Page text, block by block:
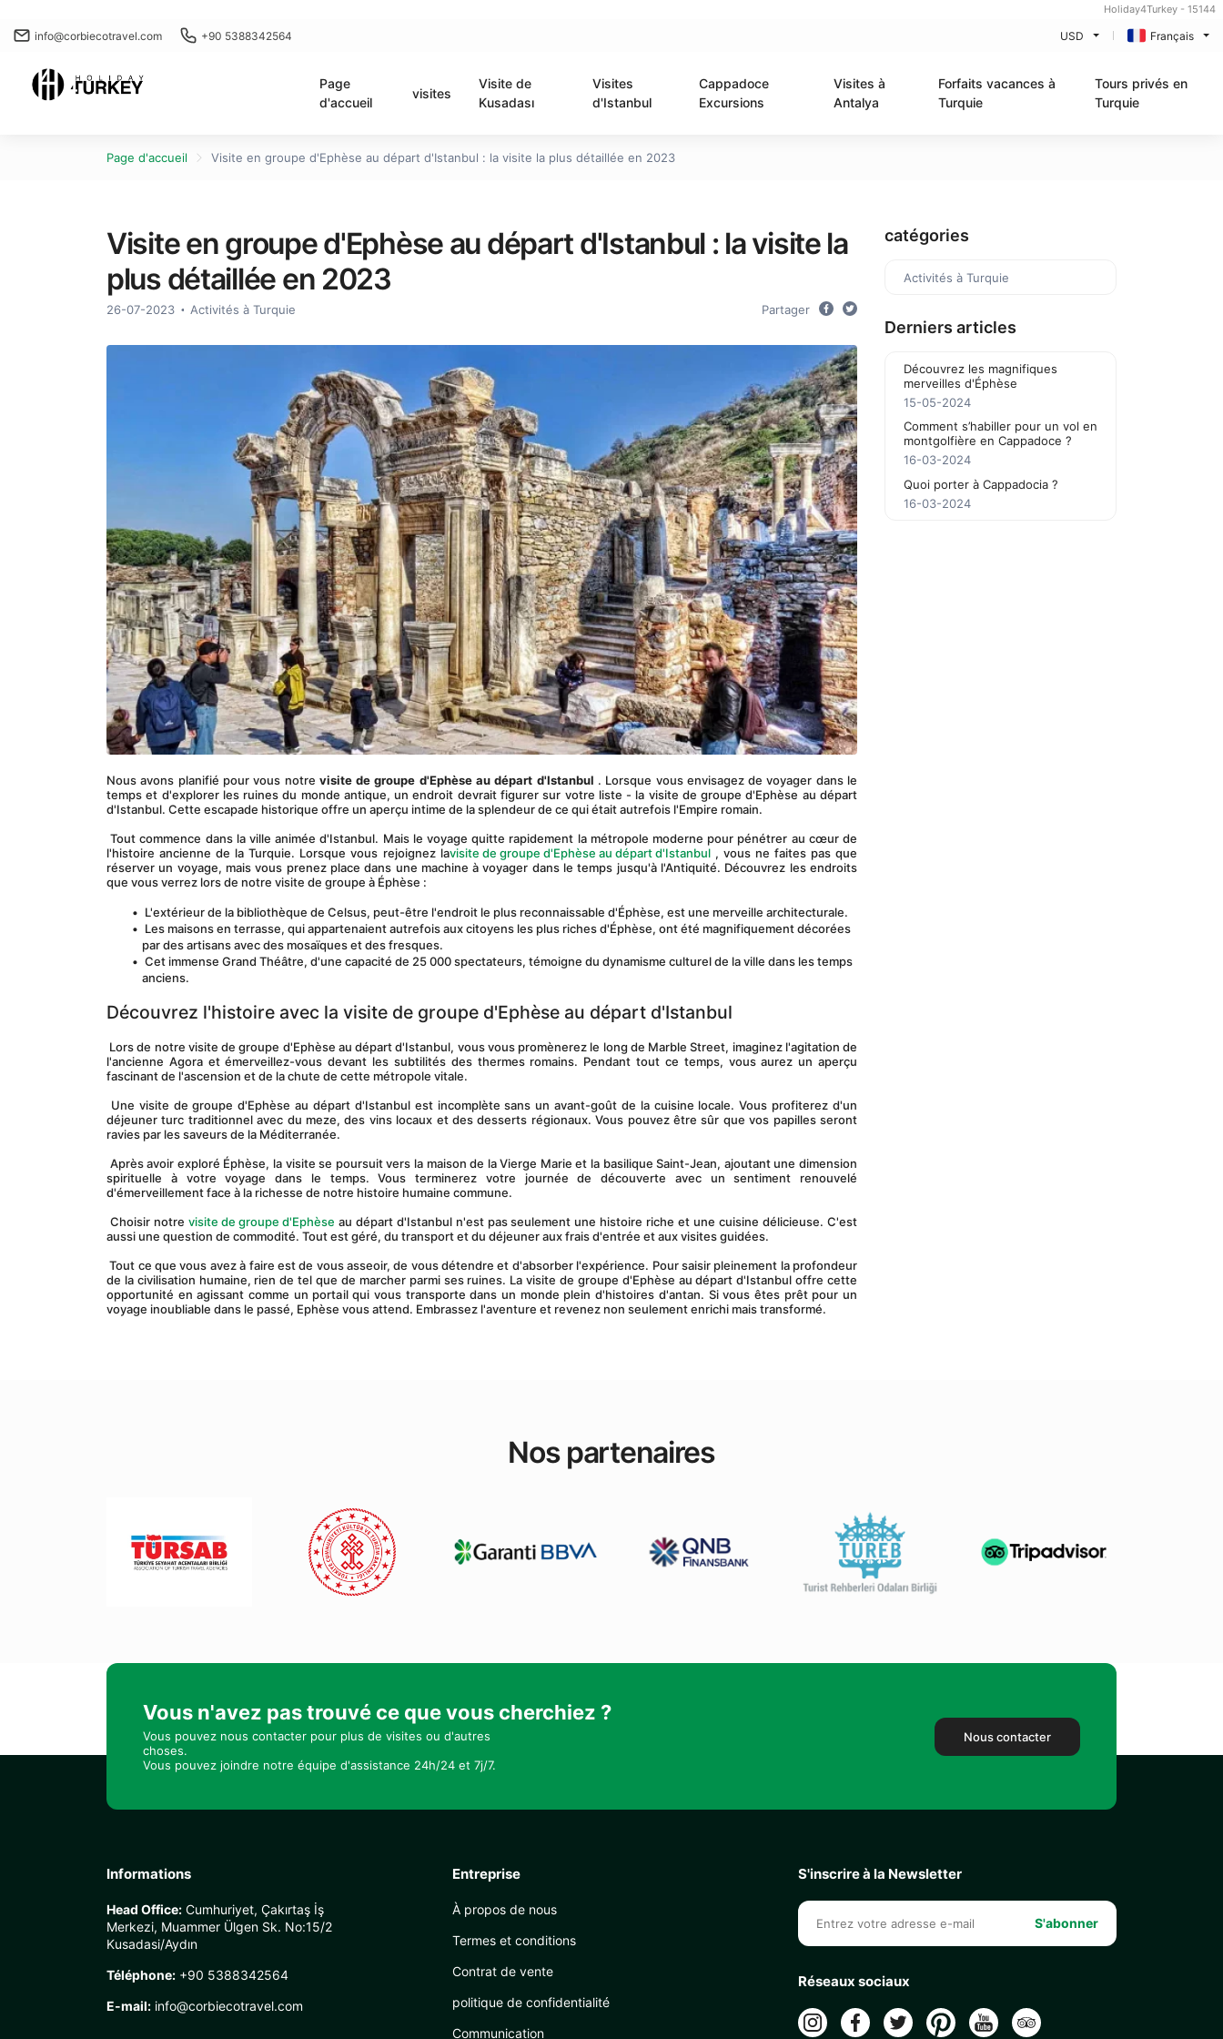
Holiday4Turkey - 15144
info@corbiecotravel.com +90 5388342564 USD Français
Page
d'accueil
visites
Visite de
Kusadası
Visites
d'Istanbul
Cappadoce
Excursions
Visites à
Antalya
Forfaits vacances à
Turquie
Tours privés en
Turquie
Page d'accueil Visite en groupe d'Ephèse au départ d'Istanbul : la visite la plus détaillée en 2023
Visite en groupe d'Ephèse au départ d'Istanbul : la visite la
plus détaillée en 2023
26-07-2023 Activités à Turquie Partager
Nous avons planifié pour vous notre visite de groupe d'Ephèse au départ d'Istanbul . Lorsque vous envisagez de voyager dans le
temps et d'explorer les ruines du monde antique, un endroit devrait figurer sur votre liste - la visite de groupe d'Ephèse au départ
d'Istanbul. Cette escapade historique offre un aperçu intime de la splendeur de ce qui était autrefois l'Empire romain.
Tout commence dans la ville animée d'Istanbul. Mais le voyage quitte rapidement la métropole moderne pour pénétrer au cœur de
l'histoire ancienne de la Turquie. Lorsque vous rejoignez lavisite de groupe d'Ephèse au départ d'Istanbul , vous ne faites pas que
réserver un voyage, mais vous prenez place dans une machine à voyager dans le temps jusqu'à l'Antiquité. Découvrez les endroits
que vous verrez lors de notre visite de groupe à Éphèse :
L'extérieur de la bibliothèque de Celsus, peut-être l'endroit le plus reconnaissable d'Éphèse, est une merveille architecturale.
Les maisons en terrasse, qui appartenaient autrefois aux citoyens les plus riches d'Éphèse, ont été magnifiquement décorées
par des artisans avec des mosaïques et des fresques.
Cet immense Grand Théâtre, d'une capacité de 25 000 spectateurs, témoigne du dynamisme culturel de la ville dans les temps
anciens.
Découvrez l'histoire avec la visite de groupe d'Ephèse au départ d'Istanbul
l'ancienne Agora et émerveillez-vous devant les subtilités des thermes romains. Pendant tout ce temps, vous aurez un aperçu
fascinant de l'ascension et de la chute de cette métropole vitale.
déjeuner turc traditionnel avec du meze, des vins locaux et des desserts régionaux. Vous pouvez être sûr que vos papilles seront
ravies par les saveurs de la Méditerranée.
spirituelle à votre voyage dans le temps. Vous terminerez votre journée de découverte avec un sentiment renouvelé
d'émerveillement face à la richesse de notre histoire humaine commune.
Choisir notre visite de groupe d'Ephèse au départ d'Istanbul n'est pas seulement une histoire riche et une cuisine délicieuse. C'est
aussi une question de commodité. Tout est géré, du transport et du déjeuner aux frais d'entrée et aux visites guidées.
Tout ce que vous avez à faire est de vous asseoir, de vous détendre et d'absorber l'expérience. Pour saisir pleinement la profondeur
de la civilisation humaine, rien de tel que de marcher parmi ses ruines. La visite de groupe d'Ephèse au départ d'Istanbul offre cette
opportunité en agissant comme un portail qui vous transporte dans un monde plein d'histoires d'antan. Si vous êtes prêt pour un
voyage inoubliable dans le passé, Ephèse vous attend. Embrassez l'aventure et revenez non seulement enrichi mais transformé.
catégories
Activités à Turquie
Derniers articles
Découvrez les magnifiques
merveilles d'Éphèse
15-05-2024
Comment s’habiller pour un vol en
montgolfière en Cappadoce ?
16-03-2024
Quoi porter à Cappadocia ?
16-03-2024
Nos partenaires
Vous n'avez pas trouvé ce que vous cherchiez ?
Vous pouvez nous contacter pour plus de visites ou d'autres
choses.
Vous pouvez joindre notre équipe d'assistance 24h/24 et 7j/7.
Nous contacter
Informations
Head Office: Cumhuriyet, Çakırtaş İş
Merkezi, Muammer Ülgen Sk. No:15/2
Kusadasi/Aydın
Téléphone: +90 5388342564
E-mail: info@corbiecotravel.com
Entreprise
À propos de nous
Termes et conditions
Contrat de vente
politique de confidentialité
Communication
S'inscrire à la Newsletter
S'abonner
Réseaux sociaux